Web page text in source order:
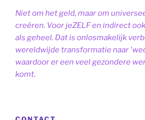
Niet om het geld, maar om
creëren. Voor jeZELF en indirect
als geheel. Dat is onlosmakelijk
wereldwijde transformatie naar
waardoor er een veel gezondere
komt.